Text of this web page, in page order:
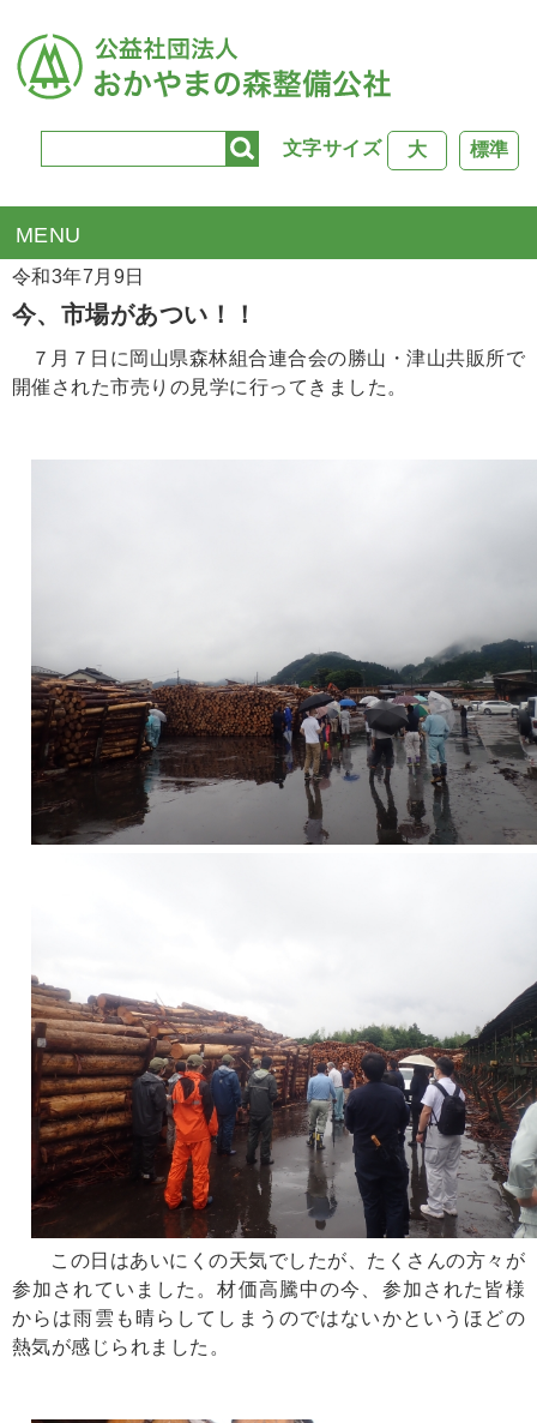
文字サイズ 標準
大
TOP>公社のできごと
令和3年7月9日
今、市場があつい！！
７月７日に岡山県森林組合連合会の勝山・津山共販所で
開催された市売りの見学に行ってきました。
この日はあいにくの天気でしたが、たくさんの方々が
参加されていました。材価高騰中の今、参加された皆様
からは雨雲も晴らしてしまうのではないかというほどの
熱気が感じられました。